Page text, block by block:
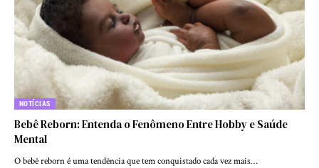
NOTÍCIAS
Bebê Reborn: Entenda o Fenômeno Entre Hobby e Saúde
Mental
O bebê reborn é uma tendência que tem conquistado cada vez mais…